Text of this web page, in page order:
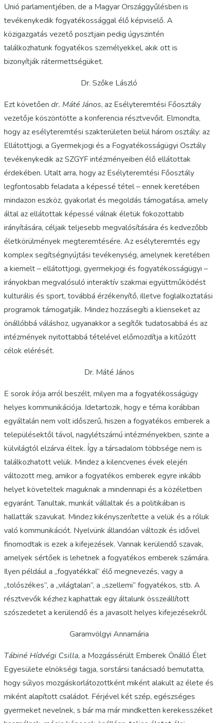
Unió parlamentjében, de a Magyar Országgyűlésben is
tevékenykedik fogyatékossággal élő képviselő. A
közigazgatás vezető posztjain pedig úgyszintén
találkozhatunk fogyatékos személyekkel, akik ott is
bizonyítják rátermettségüket.
Dr. Szőke László
Ezt követően dr. Máté János, az Esélyteremtési Főosztály
vezetője köszöntötte a konferencia résztvevőit. Elmondta,
hogy az esélyteremtési szakterületen belül három osztály: az
Ellátottjogi, a Gyermekjogi és a Fogyatékosságügyi Osztály
tevékenykedik az SZGYF intézményeiben élő ellátottak
érdekében. Utalt arra, hogy az Esélyteremtési Főosztály
legfontosabb feladata a képessé tétel – ennek keretében
mindazon eszköz, gyakorlat és megoldás támogatása, amely
által az ellátottak képessé válnak életük fokozottabb
irányítására, céljaik teljesebb megvalósítására és kedvezőbb
életkörülmények megteremtésére. Az esélyteremtés egy
komplex segítségnyújtási tevékenység, amelynek keretében
a kiemelt – ellátottjogi, gyermekjogi és fogyatékosságügyi –
irányokban megvalósuló interaktív szakmai együttműködést
kulturális és sport, továbbá érzékenyítő, illetve foglalkoztatási
programok támogatják. Mindez hozzásegíti a klienseket az
önállóbbá váláshoz, ugyanakkor a segítők tudatosabbá és az
intézmények nyitottabbá tételével előmozdítja a kitűzött
célok elérését.
Dr. Máté János
E sorok írója arról beszélt, milyen ma a fogyatékosságügy
helyes kommunikációja. Idetartozik, hogy e téma korábban
egyáltalán nem volt időszerű, hiszen a fogyatékos emberek a
településektől távol, nagylétszámú intézményekben, szinte a
külvilágtól elzárva éltek. Így a társadalom többsége nem is
találkozhatott velük. Mindez a kilencvenes évek elején
változott meg, amikor a fogyatékos emberek egyre inkább
helyet követeltek maguknak a mindennapi és a közéletben
egyaránt. Tanultak, munkát vállaltak és a politikában is
hallatták szavukat. Mindez kikényszerítette a velük és a róluk
való kommunikációt. Nyelvünk állandóan változik és idővel
finomodtak is ezek a kifejezések. Vannak kerülendő szavak,
amelyek sértőek is lehetnek a fogyatékos emberek számára.
Ilyen például a „fogyatékkal” élő megnevezés, vagy a
„tolószékes”, a „világtalan”, a „szellemi” fogyatékos, stb. A
résztvevők kézhez kaphattak egy általunk összeállított
szószedetet a kerülendő és a javasolt helyes kifejezésekről.
Garamvölgyi Annamária
Tábiné Hídvégi Csilla, a Mozgássérült Emberek Önálló Élet
Egyesülete elnökségi tagja, sorstársi tanácsadó bemutatta,
hogy súlyos mozgáskorlátozottként miként alakult az élete és
miként alapított családot. Férjével két szép, egészséges
gyermeket nevelnek, s bár ma már mindketten kerekesszéket